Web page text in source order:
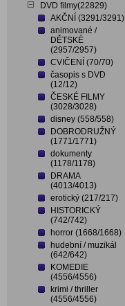
DVD filmy(22829)
AKČNÍ (3291/3291)
animované /
DĚTSKÉ
(2957/2957)
CVIČENÍ (70/70)
časopis s DVD
(12/12)
ČESKÉ FILMY
(3028/3028)
disney (558/558)
DOBRODRUŽNÝ
(1771/1771)
dokumenty
(1178/1178)
DRAMA
(4013/4013)
erotický (217/217)
HISTORICKÝ
(742/742)
horror (1668/1668)
hudební / muzikál
(642/642)
KOMEDIE
(4556/4556)
krimi / thriller
(4556/4556)